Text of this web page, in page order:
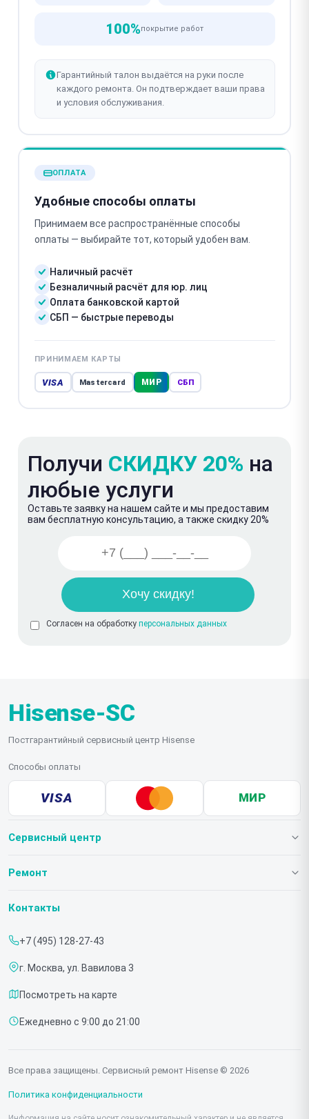
100%покрытие работ
Гарантийный талон выдаётся на руки после
каждого ремонта. Он подтверждает ваши права
и условия обслуживания.
ОПЛАТА
Удобные способы оплаты
Принимаем все распространённые способы
оплаты — выбирайте тот, который удобен вам.
Наличный расчёт
Безналичный расчёт для юр. лиц
Оплата банковской картой
СБП — быстрые переводы
ПРИНИМАЕМ КАРТЫ
VISA Mastercard МИР СБП
Получи СКИДКУ 20% на
любые услуги
Оставьте заявку на нашем сайте и мы предоставим
вам бесплатную консультацию, а также скидку 20%
Согласен на обработку персональных данных
Hisense-SC
Постгарантийный сервисный центр Hisense
Способы оплаты
VISA МИР
Сервисный центр
О нашем сервисе
Срочный ремонт
Доставка и способы оплаты
Диагностика
Контакты
Ремонт
Телевизоров
Проекторов
Контакты
+7 (495) 128-27-43
г. Москва, ул. Вавилова 3
Посмотреть на карте
Ежедневно с 9:00 до 21:00
Все права защищены. Сервисный ремонт Hisense © 2026
Политика конфиденциальности